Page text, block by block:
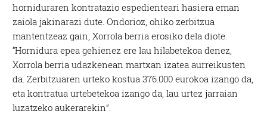
horniduraren kontratazio espedienteari hasiera eman
zaiola jakinarazi dute. Ondorioz, ohiko zerbitzua
mantentzeaz gain, Xorrola berria erosiko dela diote.
“Hornidura epea gehienez ere lau hilabetekoa denez,
Xorrola berria udazkenean martxan izatea aurreikusten
da. Zerbitzuaren urteko kostua 376.000 eurokoa izango da,
eta kontratua urtebetekoa izango da, lau urtez jarraian
luzatzeko aukerarekin”.